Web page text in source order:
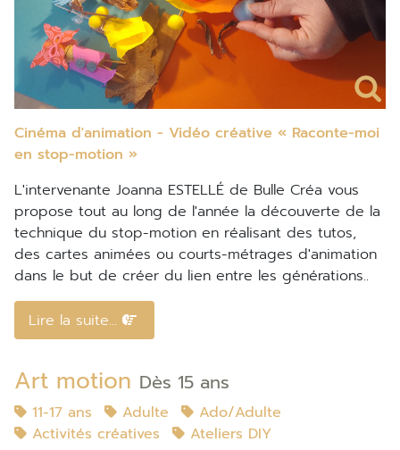
Cinéma d'animation - Vidéo créative « Raconte-moi
en stop-motion »
L'intervenante Joanna ESTELLÉ de Bulle Créa vous
propose tout au long de l'année la découverte de la
technique du stop-motion en réalisant des tutos,
des cartes animées ou courts-métrages d'animation
dans le but de créer du lien entre les générations..
Lire la suite...
Art motion Dès 15 ans
11-17 ans Adulte
Ado/Adulte
Activités créatives
Ateliers DIY